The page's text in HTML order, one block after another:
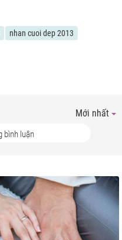
nhan cuoi dep 2013
Mới nhất